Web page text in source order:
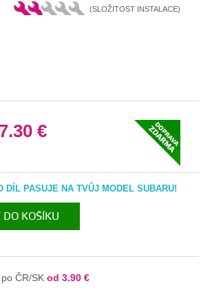
(SLOŽITOST INSTALACE)
€
DÍL PASUJE NA TVŮJ MODEL SUBARU!
DO KOŠÍKU
ČR/SK od 3.90 €